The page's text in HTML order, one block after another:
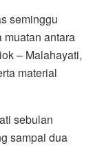
seminggu
antara
– Malahayati,
material
sebulan
sampai dua